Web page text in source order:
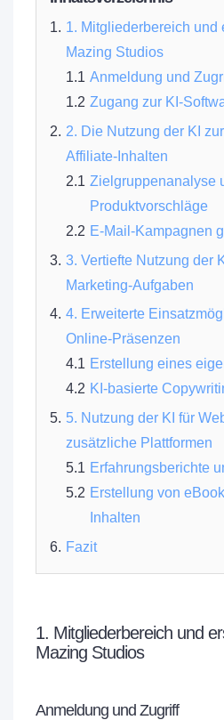
1. Mitgliederbereich und
Mazing Studios
Anmeldung und
Zugang zur KI-
2. Die Nutzung der KI
Affiliate-Inhalten
Zielgruppenanalyse
Produktvorschläge
E-Mail-Kampagnen
3. Vertiefte Nutzung der
Marketing-Aufgaben
4. Erweiterte
Online-Präsenzen
Erstellung eines
KI-basierte
5. Nutzung der KI für
zusätzliche Plattformen
Erfahrungsberichte
Erstellung von
Inhalten
Fazit
1. Mitgliederbereich und
Mazing Studios
Anmeldung und Zugriff